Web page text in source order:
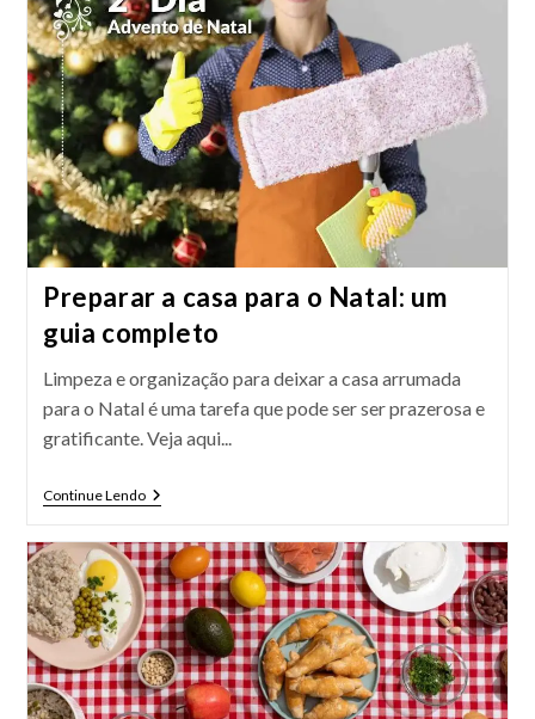
Preparar a casa para o Natal: um
guia completo
Limpeza e organização para deixar a casa arrumada
para o Natal é uma tarefa que pode ser ser prazerosa e
gratificante. Veja aqui...
Continue LendoPreparar
Para
O
Natal:
Um
Guia
Completo